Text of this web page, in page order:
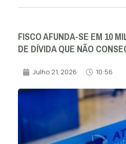
FISCO AFUNDA-SE EM 10
DE DÍVIDA QUE NÃO
Julho 21, 2026 10:56